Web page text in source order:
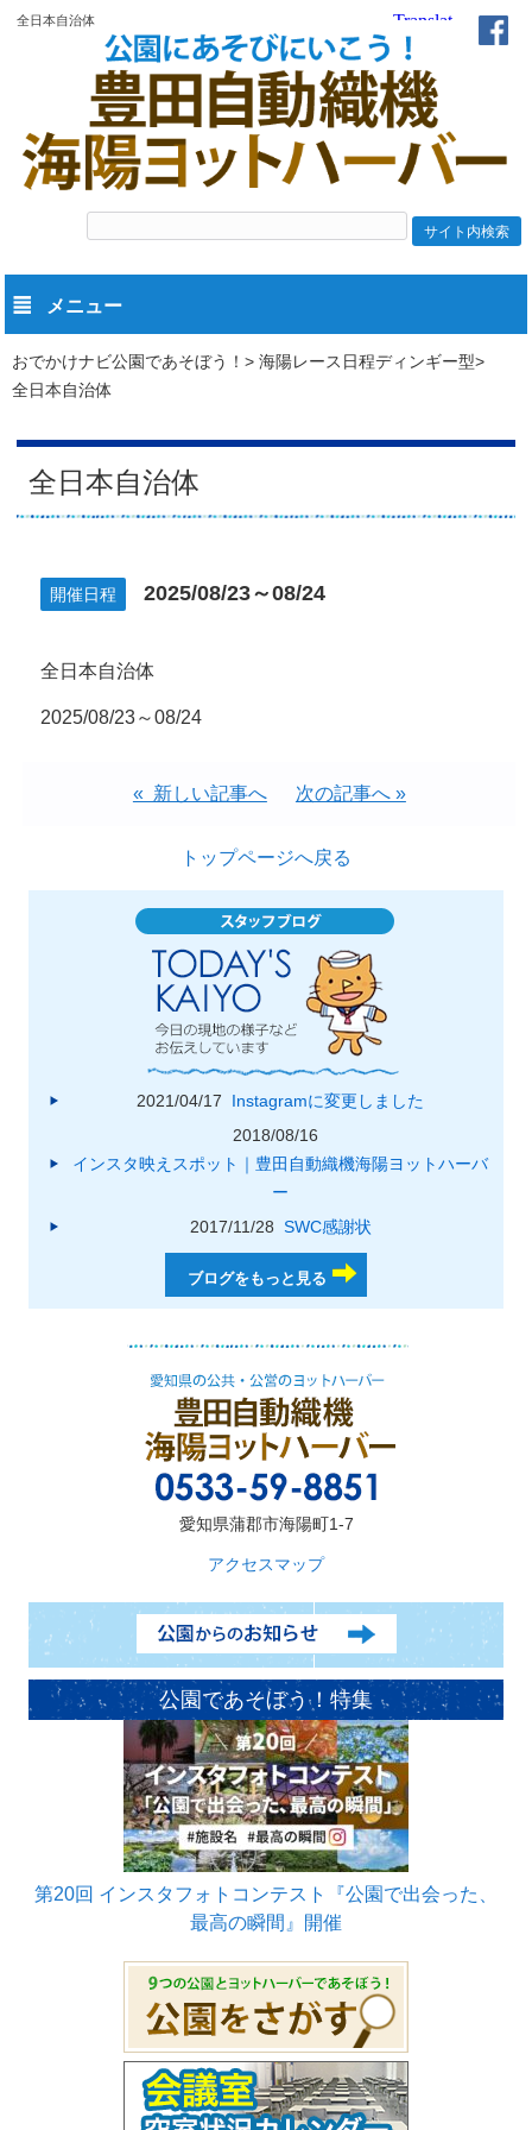
全日本自治体
メニュー
おでかけナビ公園であそぼう！
海陽レース日程ディンギー型
全日本自治体
全日本自治体
開催日程 2025/08/23～08/24
全日本自治体
2025/08/23～08/24
« 新しい記事へ 次の記事へ »
トップページへ戻る
2021/04/17
Instagramに変更しました
2018/08/16
インスタ映えスポット｜豊田自動織機海陽ヨットハーバ
ー
2017/11/28 SWC感謝状
ブログをもっと見る
愛知県蒲郡市海陽町1-7
アクセスマップ
公園であそぼう！特集
第20回 インスタフォトコンテスト『公園で出会った、
最高の瞬間』開催